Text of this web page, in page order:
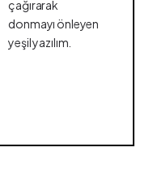
çağırarak
donmayı önleyen
yeşil yazılım.